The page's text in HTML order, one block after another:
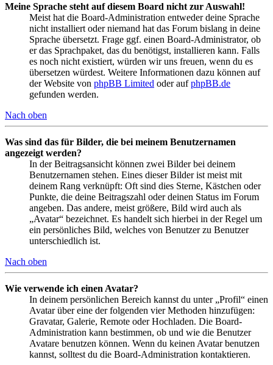
Meine Sprache steht auf diesem Board nicht zur Auswahl!
Meist hat die Board-Administration entweder deine Sprache
nicht installiert oder niemand hat das Forum bislang in deine
Sprache übersetzt. Frage ggf. einen Board-Administrator, ob
er das Sprachpaket, das du benötigst, installieren kann. Falls
es noch nicht existiert, würden wir uns freuen, wenn du es
übersetzen würdest. Weitere Informationen dazu können auf
der Website von phpBB Limited oder aufphpBB.de
gefunden werden.
Nach oben
Was sind das für Bilder, die bei meinem Benutzernamen
angezeigt werden?
In der Beitragsansicht können zwei Bilder bei deinem
Benutzernamen stehen. Eines dieser Bilder ist meist mit
deinem Rang verknüpft: Oft sind dies Sterne, Kästchen oder
Punkte, die deine Beitragszahl oder deinen Status im Forum
angeben. Das andere, meist größere, Bild wird auch als
„Avatar“ bezeichnet. Es handelt sich hierbei in der Regel um
ein persönliches Bild, welches von Benutzer zu Benutzer
unterschiedlich ist.
Nach oben
Wie verwende ich einen Avatar?
In deinem persönlichen Bereich kannst du unter „Profil“ einen
Avatar über eine der folgenden vier Methoden hinzufügen:
Gravatar, Galerie, Remote oder Hochladen. Die Board-
Administration kann bestimmen, ob und wie die Benutzer
Avatare benutzen können. Wenn du keinen Avatar benutzen
kannst, solltest du die Board-Administration kontaktieren.